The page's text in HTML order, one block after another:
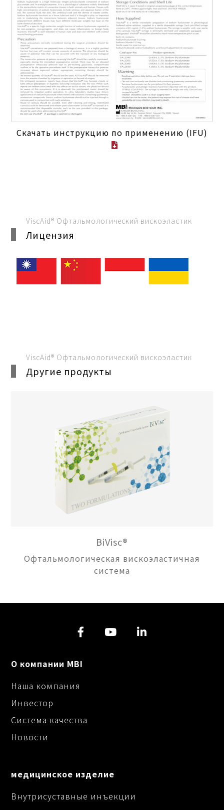
Скачать инструкцию по применению (IFU)
ViscAid® Офтальмологический вискоэластик
Лицензия
ViscAid® Офтальмологический вискоэластик
Другие продукты
BiVisc®
Офтальмологическая вискоэластичная
система
О компании MBI
Наша компания
Инвестор
Система качества
Новости
медицинское изделие
Внутрисуставные инъекции